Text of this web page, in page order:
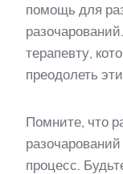
помощь для
терапевту,
преодолеть
Помните, что
процесс.